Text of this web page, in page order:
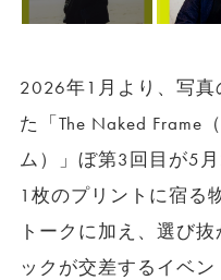
2026年1月より、写真
た「The Naked Frame
ム）」ぼ第3回目が5
1枚のプリントに宿る
トークに加え、選び
ックが交差するイベン